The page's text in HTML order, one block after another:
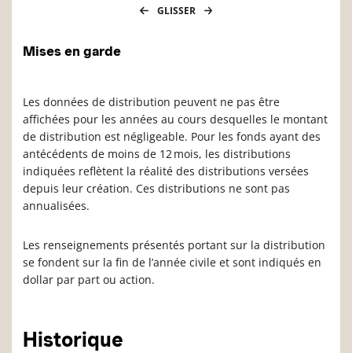
GLISSER
Mises en garde
Les données de distribution peuvent ne pas être
affichées pour les années au cours desquelles le montant
de distribution est négligeable. Pour les fonds ayant des
antécédents de moins de 12 mois, les distributions
indiquées reflètent la réalité des distributions versées
depuis leur création. Ces distributions ne sont pas
annualisées.
Les renseignements présentés portant sur la distribution
se fondent sur la fin de l’année civile et sont indiqués en
dollar par part ou action.
Historique